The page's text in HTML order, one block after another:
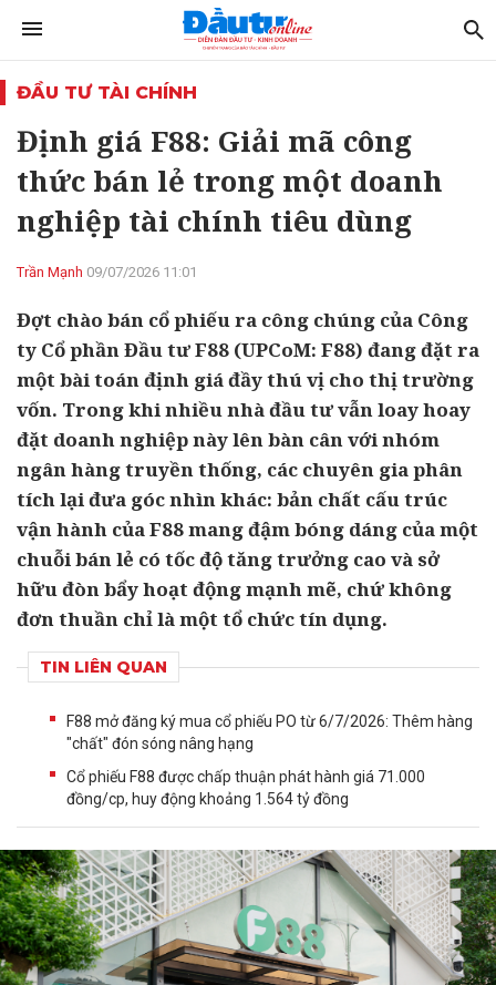
ĐẦU TƯ TÀI CHÍNH
Định giá F88: Giải mã công
thức bán lẻ trong một doanh
nghiệp tài chính tiêu dùng
Trần Mạnh 09/07/2026 11:01
Đợt chào bán cổ phiếu ra công chúng của Công
ty Cổ phần Đầu tư F88 (UPCoM: F88) đang đặt ra
một bài toán định giá đầy thú vị cho thị trường
vốn. Trong khi nhiều nhà đầu tư vẫn loay hoay
đặt doanh nghiệp này lên bàn cân với nhóm
ngân hàng truyền thống, các chuyên gia phân
tích lại đưa góc nhìn khác: bản chất cấu trúc
vận hành của F88 mang đậm bóng dáng của một
chuỗi bán lẻ có tốc độ tăng trưởng cao và sở
hữu đòn bẩy hoạt động mạnh mẽ, chứ không
đơn thuần chỉ là một tổ chức tín dụng.
TIN LIÊN QUAN
F88 mở đăng ký mua cổ phiếu PO từ 6/7/2026: Thêm hàng
"chất" đón sóng nâng hạng
Cổ phiếu F88 được chấp thuận phát hành giá 71.000
đồng/cp, huy động khoảng 1.564 tỷ đồng